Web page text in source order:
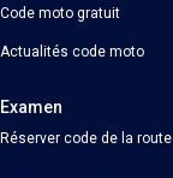
Code moto gratuit
Actualités code moto
Examen
Réserver code de la route